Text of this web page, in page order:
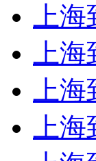
上
上
上
上